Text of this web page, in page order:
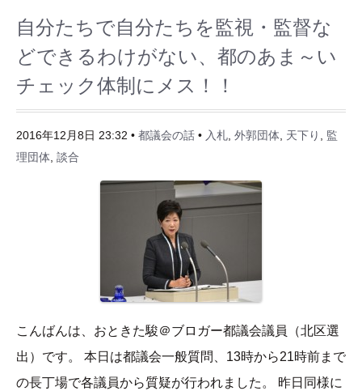
自分たちで自分たちを監視・監督な
どできるわけがない、都のあま～い
チェック体制にメス！！
2016年12月8日 23:32 • 都議会の話 • 入札, 外郭団体, 天下り , 監
理団体, 談合
こんばんは、おときた駿＠ブロガー都議会議員（北区選
出）です。 本日は都議会一般質問、13時から21時前まで
の長丁場で各議員から質疑が行われました。 昨日同様に